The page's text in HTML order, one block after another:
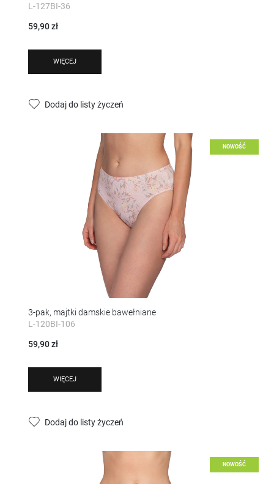
L-127BI-36
59,90 zł
WIĘCEJ
Dodaj do listy życzeń
NOWOŚĆ
3-pak, majtki damskie bawełniane
L-120BI-106
59,90 zł
WIĘCEJ
Dodaj do listy życzeń
NOWOŚĆ